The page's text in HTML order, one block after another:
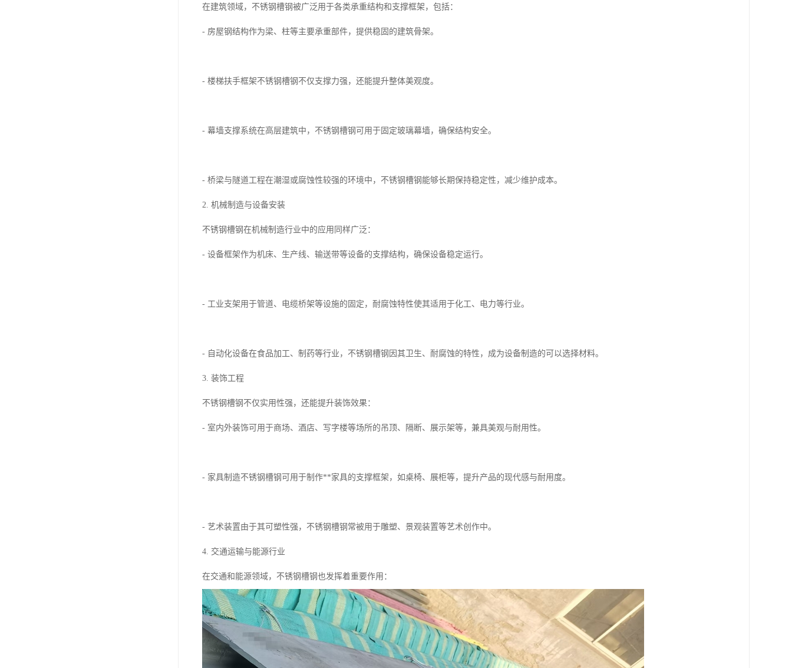
在建筑领域，不锈钢槽钢被广泛用于各类承重结构和支撑框架，包括：
- 房屋钢结构作为梁、柱等主要承重部件，提供稳固的建筑骨架。
- 楼梯扶手框架不锈钢槽钢不仅支撑力强，还能提升整体美观度。
- 幕墙支撑系统在高层建筑中，不锈钢槽钢可用于固定玻璃幕墙，确保结构安全。
- 桥梁与隧道工程在潮湿或腐蚀性较强的环境中，不锈钢槽钢能够长期保持稳定性，减少维护成本。
2. 机械制造与设备安装
不锈钢槽钢在机械制造行业中的应用同样广泛：
- 设备框架作为机床、生产线、输送带等设备的支撑结构，确保设备稳定运行。
- 工业支架用于管道、电缆桥架等设施的固定，耐腐蚀特性使其适用于化工、电力等行业。
- 自动化设备在食品加工、制药等行业，不锈钢槽钢因其卫生、耐腐蚀的特性，成为设备制造的可以选择材料。
3. 装饰工程
不锈钢槽钢不仅实用性强，还能提升装饰效果：
- 室内外装饰可用于商场、酒店、写字楼等场所的吊顶、隔断、展示架等，兼具美观与耐用性。
- 家具制造不锈钢槽钢可用于制作**家具的支撑框架，如桌椅、展柜等，提升产品的现代感与耐用度。
- 艺术装置由于其可塑性强，不锈钢槽钢常被用于雕塑、景观装置等艺术创作中。
4. 交通运输与能源行业
在交通和能源领域，不锈钢槽钢也发挥着重要作用：